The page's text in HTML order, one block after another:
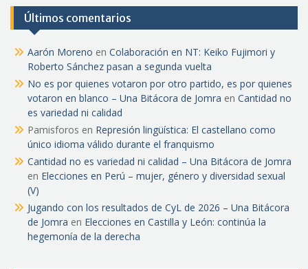
Últimos comentarios
Aarón Moreno en Colaboración en NT: Keiko Fujimori y
Roberto Sánchez pasan a segunda vuelta
No es por quienes votaron por otro partido, es por quienes
votaron en blanco – Una Bitácora de Jomra en Cantidad no
es variedad ni calidad
Pamisforos en Represión lingüística: El castellano como
único idioma válido durante el franquismo
Cantidad no es variedad ni calidad – Una Bitácora de Jomra
en Elecciones en Perú – mujer, género y diversidad sexual
(V)
Jugando con los resultados de CyL de 2026 – Una Bitácora
de Jomra en Elecciones en Castilla y León: continúa la
hegemonía de la derecha